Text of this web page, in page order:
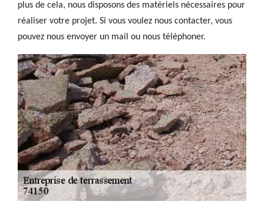
plus de cela, nous disposons des matériels nécessaires pour
réaliser votre projet. Si vous voulez nous contacter, vous
pouvez nous envoyer un mail ou nous téléphoner.